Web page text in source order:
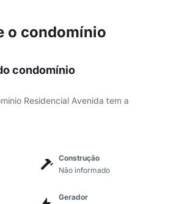
o condomínio
condomínio
Residencial Avenida tem a
Construção
Não informado
Gerador